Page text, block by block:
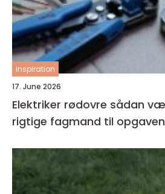
inspiration
17. June 2026
Elektriker rødovre sådan vælger du den
rigtige fagmand til opgaven